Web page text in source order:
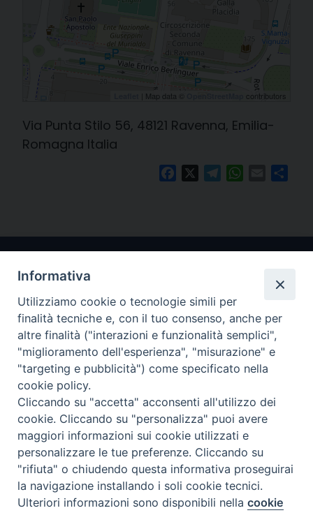
| Map data © contributors
Via Punta Stilo 56, 48121 Ravenna, Emilia-
Romagna Italia
FacebookTelegram
WhatsApp
Email
Arcidiocesi di Ravenna-Cervia
CONTATTI
Piazza Arcivescovado, 1 48121- Ravenna
tel 0544.541655
curia@diocesiravennacervia.it
Per segnalazioni tecniche e aggiornamenti:
webmaster@diocesiravennacervia.it
Preferenze Cookie
Informativa
Utilizziamo cookie o tecnologie simili per
finalità tecniche e, con il tuo consenso, anche per
altre finalità ("interazioni e funzionalità semplici",
"miglioramento dell'esperienza", "misurazione" e
"targeting e pubblicità") come specificato nella
cookie policy.
Cliccando su "accetta" acconsenti all'utilizzo dei
cookie. Cliccando su "personalizza" puoi avere
maggiori informazioni sui cookie utilizzati e
personalizzare le tue preferenze. Cliccando su
"rifiuta" o chiudendo questa informativa proseguirai
la navigazione installando i soli cookie tecnici.
Ulteriori informazioni sono disponibili nellacookie